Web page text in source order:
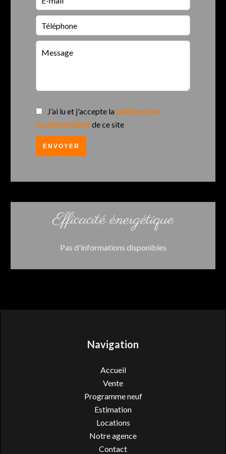
J’ai lu et j'accepte la politique de
confidentialitéde ce site
ENVOYER
Efficacité énergétique
Pas d'informations disponibles
Navigation
Accueil
Vente
Programme neuf
Estimation
Locations
Notre agence
Contact